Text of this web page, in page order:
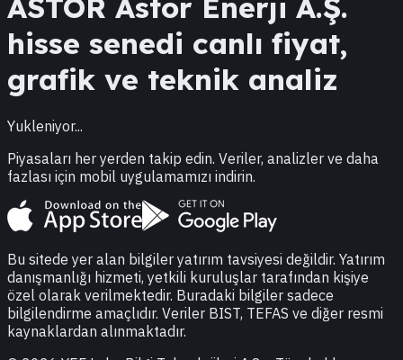
ASTOR Astor Enerji A.Ş.
hisse senedi canlı fiyat,
grafik ve teknik analiz
Yukleniyor...
Piyasaları her yerden takip edin. Veriler, analizler ve daha
fazlası için mobil uygulamamızı indirin.
Bu sitede yer alan bilgiler yatırım tavsiyesi değildir. Yatırım
danışmanlığı hizmeti, yetkili kuruluşlar tarafından kişiye
özel olarak verilmektedir. Buradaki bilgiler sadece
bilgilendirme amaçlıdır. Veriler BIST, TEFAS ve diğer resmi
kaynaklardan alınmaktadır.